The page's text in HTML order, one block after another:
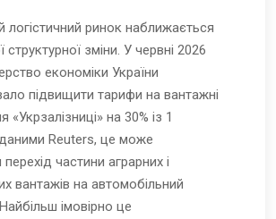
логістичний ринок наближається
структурної зміни. У червні 2026
економіки України
підвищити тарифи на вантажні
«Укрзалізниці» на 30% із 1
Reuters, це може
частини аграрних і
вантажів на автомобільний
імовірно це